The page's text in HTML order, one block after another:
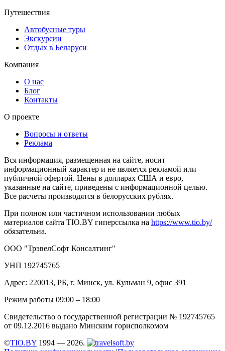
Путешествия
Автобусные туры
Экскурсии
Отдых в Беларуси
Компания
О нас
Блог
Контакты
О проекте
Вопросы и ответы
Реклама
Вся информация, размещенная на сайте, носит
информационный характер и не является рекламой или
публичной офертой. Цены в долларах США и евро,
указанные на сайте, приведены с информационной целью.
Все расчеты производятся в белорусских рублях.
При полном или частичном использовании любых
материалов сайта TIO.BY гиперссылка на https://www.tio.by/
обязательна.
ООО "ТрэвелСофт Консалтинг"
УНП 192745765
Адрес: 220013, РБ, г. Минск, ул. Кульман 9, офис 391
Режим работы 09:00 – 18:00
Свидетельство о государственной регистрации № 192745765
от 09.12.2016 выдано Минским горисполкомом
©TIO.BY 1994 — 2026.